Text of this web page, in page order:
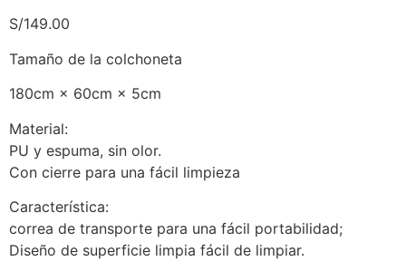
S/149.00
Tamaño de la colchoneta
180cm × 60cm × 5cm
Material:
PU y espuma, sin olor.
Con cierre para una fácil limpieza
Característica:
correa de transporte para una fácil portabilidad;
Diseño de superficie limpia fácil de limpiar.